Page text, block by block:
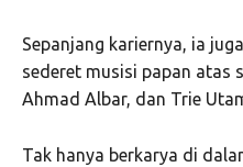
Sepanjang kariernya, ia
sederet musisi papan atas
Ahmad Albar, dan Trie
Tak hanya berkarya di